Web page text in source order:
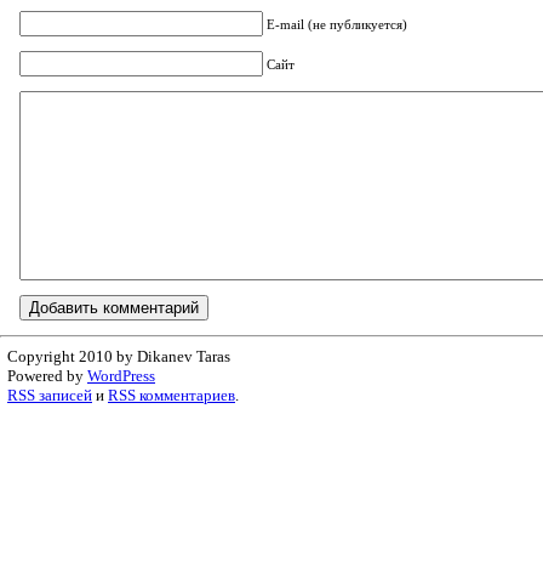
E-mail (не публикуется)
Сайт
Copyright 2010 by Dikanev Taras
Powered by WordPress
RSS записей и RSS комментариев